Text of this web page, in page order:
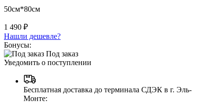
50см*80см
1 490 ₽
Нашли дешевле?
Бонусы:
Под заказ
Уведомить о поступлении
Бесплатная доставка до терминала СДЭК в г. Эль-
Монте: